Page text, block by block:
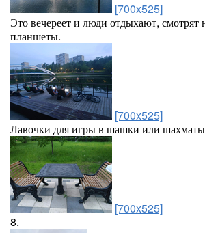
[700x525]
Это вечереет и люди отдыхают, смотрят
планшеты.
[700x525]
Лавочки для игры в шашки или
[700x525]
8.